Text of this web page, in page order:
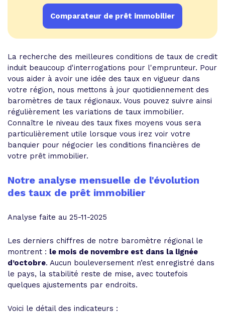
Comparateur de prêt immobilier
La recherche des meilleures conditions de taux de credit
induit beaucoup d'interrogations pour l'emprunteur. Pour
vous aider à avoir une idée des taux en vigueur dans
votre région, nous mettons à jour quotidiennement des
baromètres de taux régionaux. Vous pouvez suivre ainsi
régulièrement les variations de taux immobilier.
Connaître le niveau des taux fixes moyens vous sera
particulièrement utile lorsque vous irez voir votre
banquier pour négocier les conditions financières de
votre prêt immobilier.
Notre analyse mensuelle de l'évolution
des taux de prêt immobilier
Analyse faite au 25-11-2025
Les derniers chiffres de notre baromètre régional le
montrent : le mois de novembre est dans la lignée
d’octobre. Aucun bouleversement n’est enregistré dans
le pays, la stabilité reste de mise, avec toutefois
quelques ajustements par endroits.
Voici le détail des indicateurs :